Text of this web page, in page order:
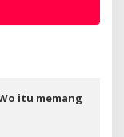
itu memang